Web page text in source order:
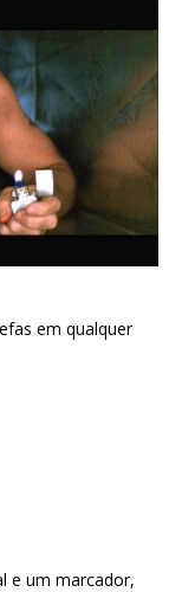
em qualquer
e um marcador,